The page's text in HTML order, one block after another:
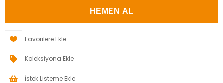
Favorilere Ekle
Koleksiyona Ekle
İstek Listeme Ekle